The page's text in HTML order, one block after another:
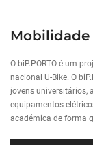
Mobilidade
O biP.PORTO é um
nacional U-Bike. O
jovens universitários,
equipamentos
académica de forma